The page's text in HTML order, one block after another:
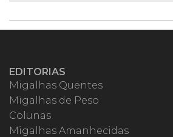
EDITORIAS
Migalhas Quentes
Migalhas de Peso
Colunas
Migalhas Amanhecidas